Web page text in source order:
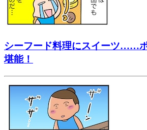
シーフード料理にスイーツ……
堪能！